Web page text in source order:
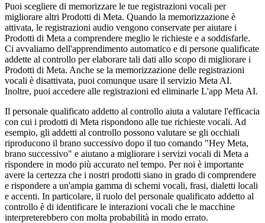
Puoi scegliere di memorizzare le tue registrazioni vocali per
migliorare altri Prodotti di Meta. Quando la memorizzazione è
attivata, le registrazioni audio vengono conservate per aiutare i
Prodotti di Meta a comprendere meglio le richieste e a soddisfarle.
Ci avvaliamo dell'apprendimento automatico e di persone qualificate
addette al controllo per elaborare tali dati allo scopo di migliorare i
Prodotti di Meta. Anche se la memorizzazione delle registrazioni
vocali è disattivata, puoi comunque usare il servizio Meta AI.
Inoltre, puoi accedere alle registrazioni ed eliminarle L'app Meta AI.
Il personale qualificato addetto al controllo aiuta a valutare l'efficacia
con cui i prodotti di Meta rispondono alle tue richieste vocali. Ad
esempio, gli addetti al controllo possono valutare se gli occhiali
riproducono il brano successivo dopo il tuo comando "Hey Meta,
brano successivo" e aiutano a migliorare i servizi vocali di Meta a
rispondere in modo più accurato nel tempo. Per noi è importante
avere la certezza che i nostri prodotti siano in grado di comprendere
e rispondere a un'ampia gamma di schemi vocali, frasi, dialetti locali
e accenti. In particolare, il ruolo del personale qualificato addetto al
controllo è di identificare le interazioni vocali che le macchine
interpreterebbero con molta probabilità in modo errato.